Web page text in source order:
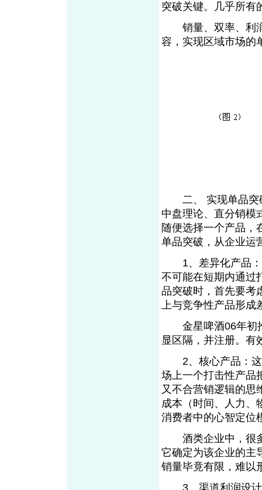
突破关键。几乎所有
销量、双率、利润
容，实现区域市场的
二、 实现单品突
中盘理论、直分销模
随便选择一个产品，
单品突破，从企业运
1、差异化产品：
不可能在短期内通过
品突破时，首先要考
上与竞争性产品形
金星啤酒06年初推
显区隔，并注册。有
2、核心产品：这
场上一个打击性产品
又不合营销逻辑的思
成本（时间、人力、
消费者中的心智定位
酒类企业中，很多
它确定为该企业的主
销量毕竟有限，难以
3、渠道利润设计